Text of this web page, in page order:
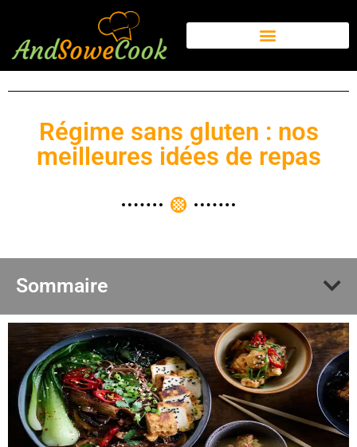
Régime sans gluten : nos
meilleures idées de repas
Sommaire